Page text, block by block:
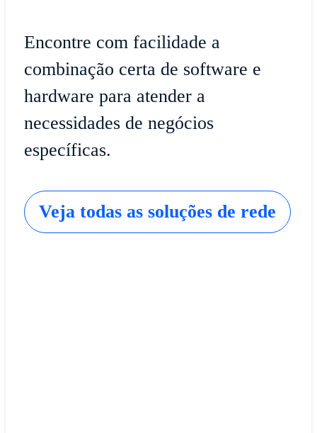
Encontre com facilidade a
combinação certa de software e
hardware para atender a
necessidades de negócios
específicas.
Veja todas as soluções de rede